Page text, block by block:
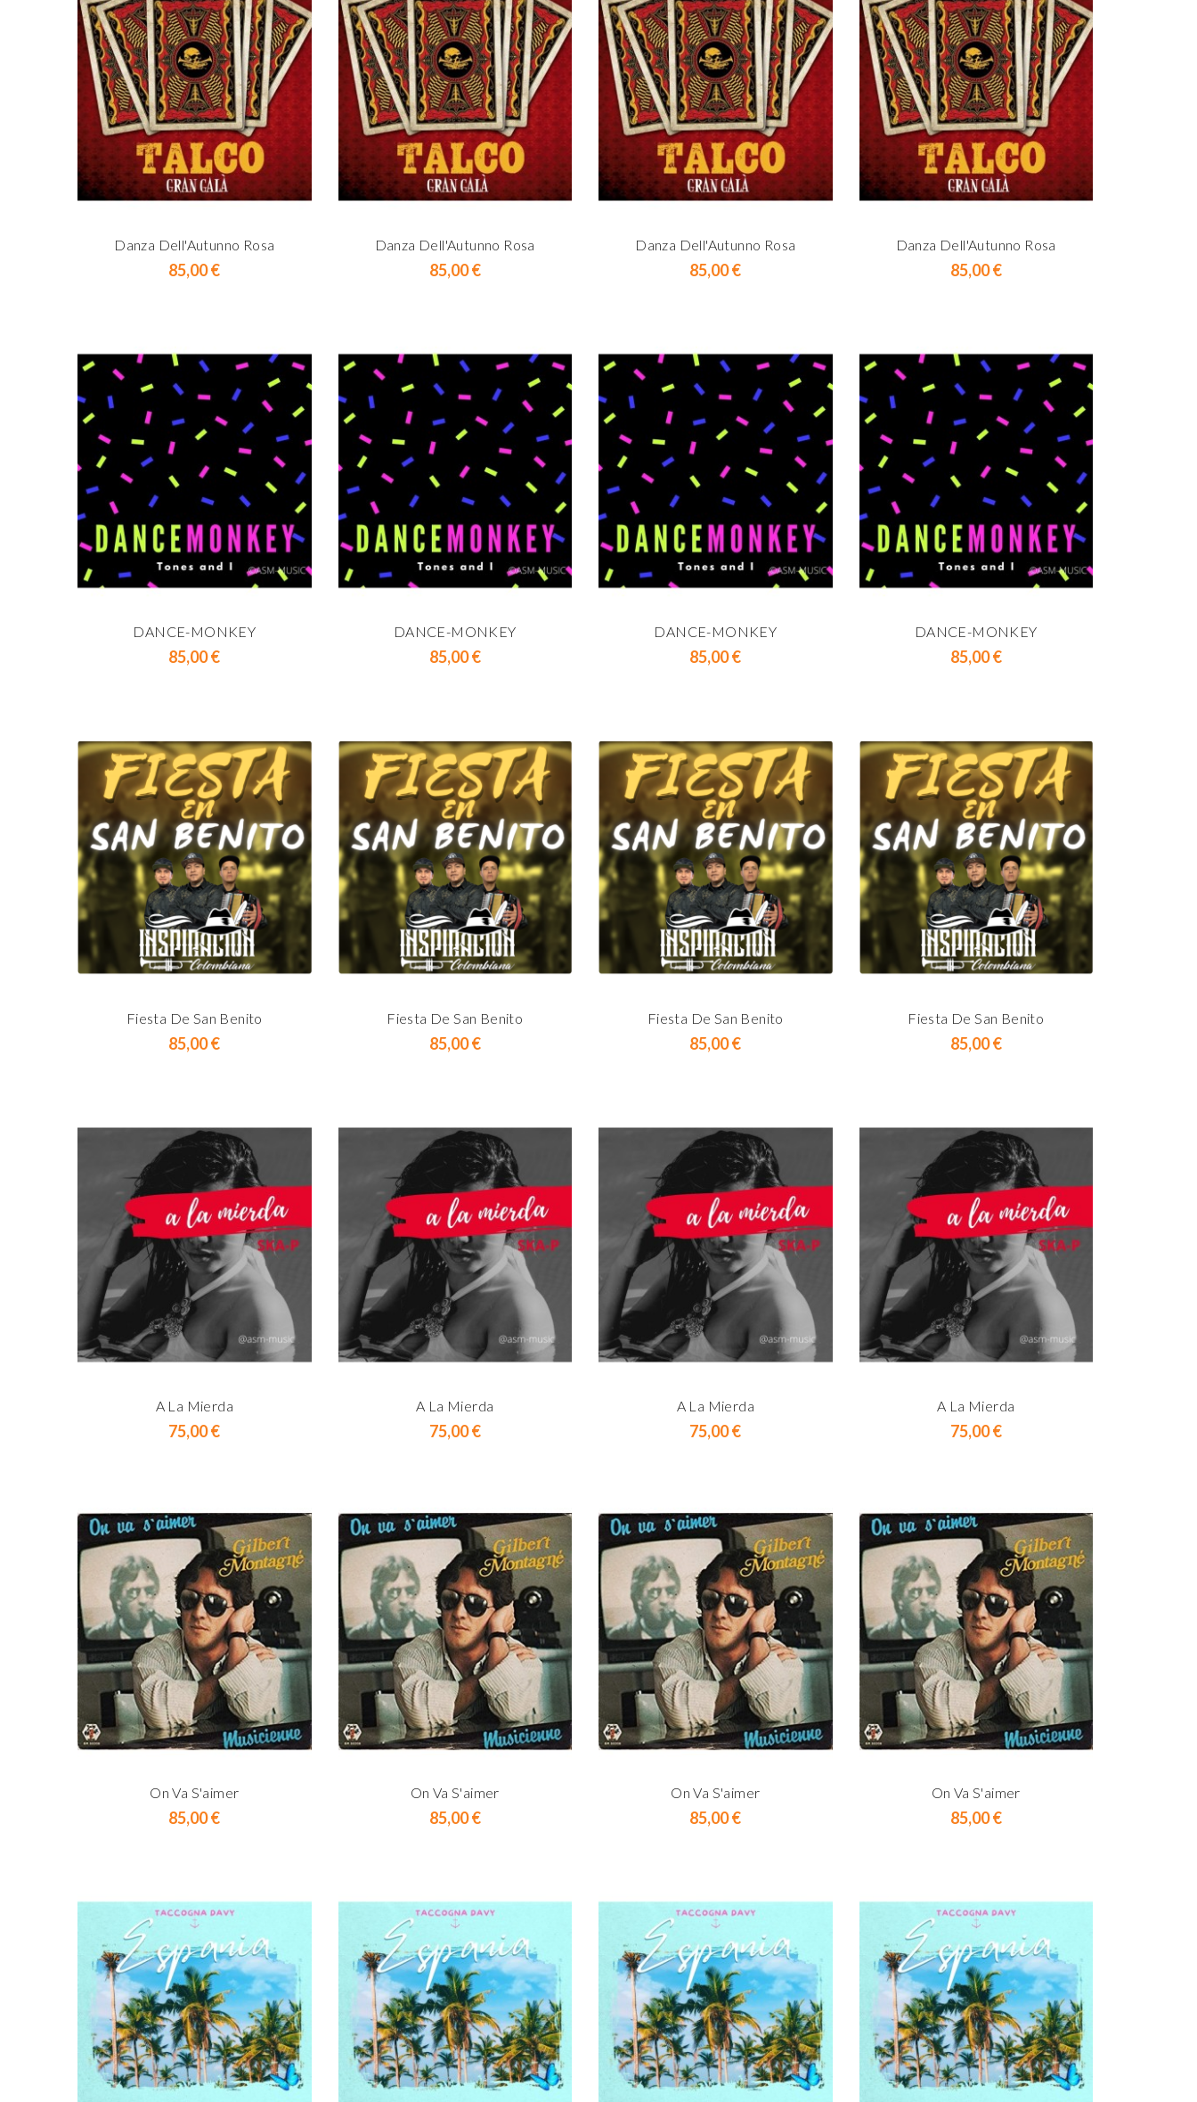
Danza Dell'Autunno Rosa
85,00 €Prix
DANCE-MONKEY
85,00 €Prix
Fiesta De San Benito
85,00 €Prix
A La Mierda
75,00 €Prix
On Va S'aimer
85,00 €Prix
Danza Dell'Autunno Rosa
85,00 €Prix
DANCE-MONKEY
85,00 €Prix
Fiesta De San Benito
85,00 €Prix
A La Mierda
75,00 €Prix
On Va S'aimer
85,00 €Prix
Danza Dell'Autunno Rosa
85,00 €Prix
DANCE-MONKEY
85,00 €Prix
Fiesta De San Benito
85,00 €Prix
A La Mierda
75,00 €Prix
On Va S'aimer
85,00 €Prix
Danza Dell'Autunno Rosa
85,00 €Prix
DANCE-MONKEY
85,00 €Prix
Fiesta De San Benito
85,00 €Prix
A La Mierda
75,00 €Prix
On Va S'aimer
85,00 €Prix